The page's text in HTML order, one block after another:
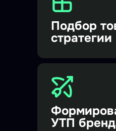
Подбор
стратегии
УТП